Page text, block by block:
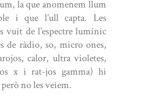
la que anomenem llum
i que l’ull capta. Les
vuit de l’espectre lumínic
de ràdio, so, micro ones,
calor, ultra violetes,
x i rat-jos gamma) hi
no les veiem.